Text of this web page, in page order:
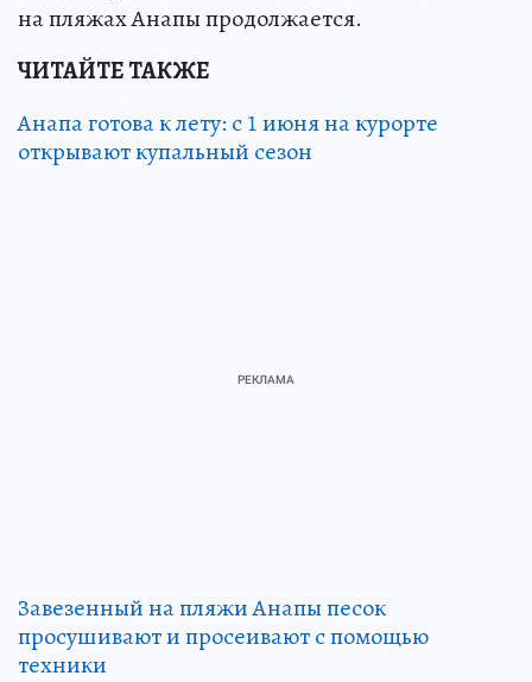
на пляжах Анапы продолжается.
ЧИТАЙТЕ ТАКЖЕ
Анапа готова к лету: с 1 июня на курорте
открывают купальный сезон
Завезенный на пляжи Анапы песок
просушивают и просеивают с помощью
техники